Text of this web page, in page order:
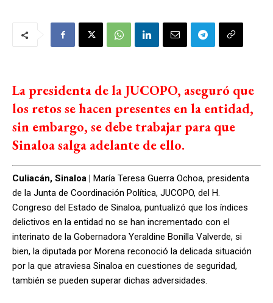
La presidenta de la JUCOPO, aseguró que
los retos se hacen presentes en la entidad,
sin embargo, se debe trabajar para que
Sinaloa salga adelante de ello.
Culiacán, Sinaloa | María Teresa Guerra Ochoa, presidenta
de la Junta de Coordinación Política, JUCOPO, del H.
Congreso del Estado de Sinaloa, puntualizó que los índices
delictivos en la entidad no se han incrementado con el
interinato de la Gobernadora Yeraldine Bonilla Valverde, si
bien, la diputada por Morena reconoció la delicada situación
por la que atraviesa Sinaloa en cuestiones de seguridad,
también se pueden superar dichas adversidades.